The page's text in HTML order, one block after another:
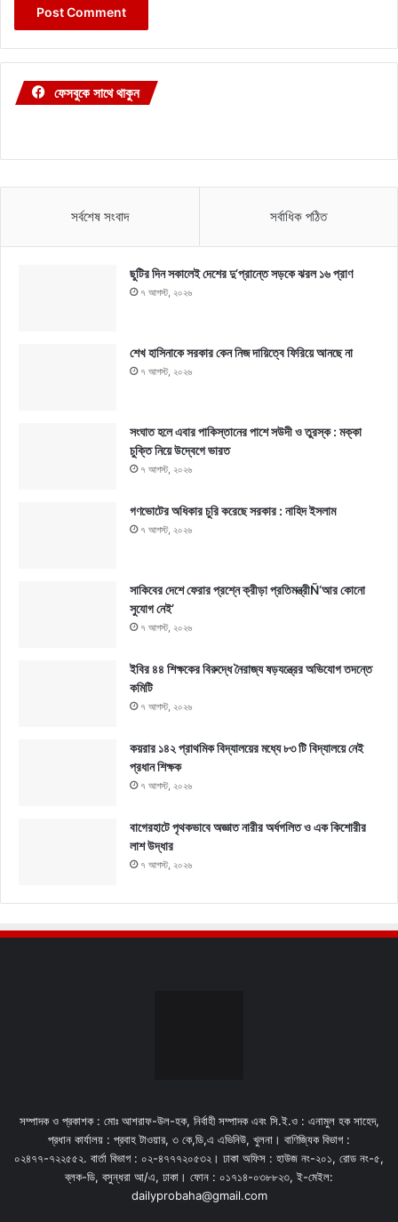
ফেসবুকে সাথে থাকুন
সর্বশেষ সংবাদ সর্বাধিক পঠিত
ছুটির দিন সকালেই দেশের দু’প্রান্তে সড়কে ঝরল ১৬ প্রাণ
৭ আগস্ট, ২০২৬
শেখ হাসিনাকে সরকার কেন নিজ দায়িত্বে ফিরিয়ে আনছে না
৭ আগস্ট, ২০২৬
সংঘাত হলে এবার পাকিস্তানের পাশে সউদী ও তুরস্ক : মক্কা
চুক্তি নিয়ে উদ্বেগে ভারত
৭ আগস্ট, ২০২৬
গণভোটের অধিকার চুরি করেছে সরকার : নাহিদ ইসলাম
৭ আগস্ট, ২০২৬
সাকিবের দেশে ফেরার প্রশ্নে ক্রীড়া প্রতিমন্ত্রীÑ‘আর কোনো
সুযোগ নেই’
৭ আগস্ট, ২০২৬
ইবির ৪৪ শিক্ষকের বিরুদ্ধে নৈরাজ্য ষড়যন্ত্রের অভিযোগ তদন্তে
কমিটি
৭ আগস্ট, ২০২৬
কয়রার ১৪২ প্রাথমিক বিদ্যালয়ের মধ্যে ৮৩ টি বিদ্যালয়ে নেই
প্রধান শিক্ষক
৭ আগস্ট, ২০২৬
বাগেরহাটে পৃথকভাবে অজ্ঞাত নারীর অর্ধগলিত ও এক কিশোরীর
লাশ উদ্ধার
৭ আগস্ট, ২০২৬
সম্পাদক ও প্রকাশক : মোঃ আশরাফ-উল-হক, নির্বাহী সম্পাদক এবং সি.ই.ও : এনামুল হক সাহেদ,
প্রধান কার্যালয় : প্রবাহ টাওয়ার, ৩ কে,ডি,এ এভিনিউ, খুলনা। বাণিজ্যিক বিভাগ :
০২৪৭৭-৭২২৫৫২. বার্তা বিভাগ : ০২-৪৭৭৭২০৫৩২। ঢাকা অফিস : হাউজ নং-২০১, রোড নং-৫,
ব্লক-ডি, বসুন্ধরা আ/এ, ঢাকা। ফোন : ০১৭১৪-০৩৮৮২৩, ই-মেইল:
dailyprobaha@gmail.com